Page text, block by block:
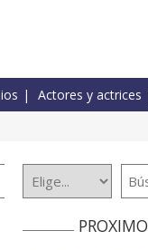
Actores y actrices